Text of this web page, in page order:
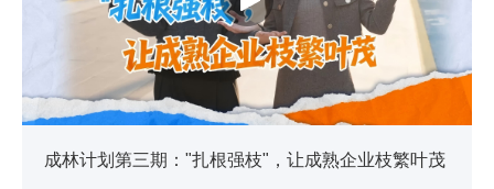
成林计划第三期："扎根强枝"，让成熟企业枝繁叶茂